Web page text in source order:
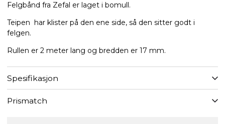
Felgbånd fra Zefal er laget i bomull.
Teipen har klister på den ene side, så den sitter godt i
felgen.
Rullen er 2 meter lang og bredden er 17 mm.
Spesifikasjon
Prismatch